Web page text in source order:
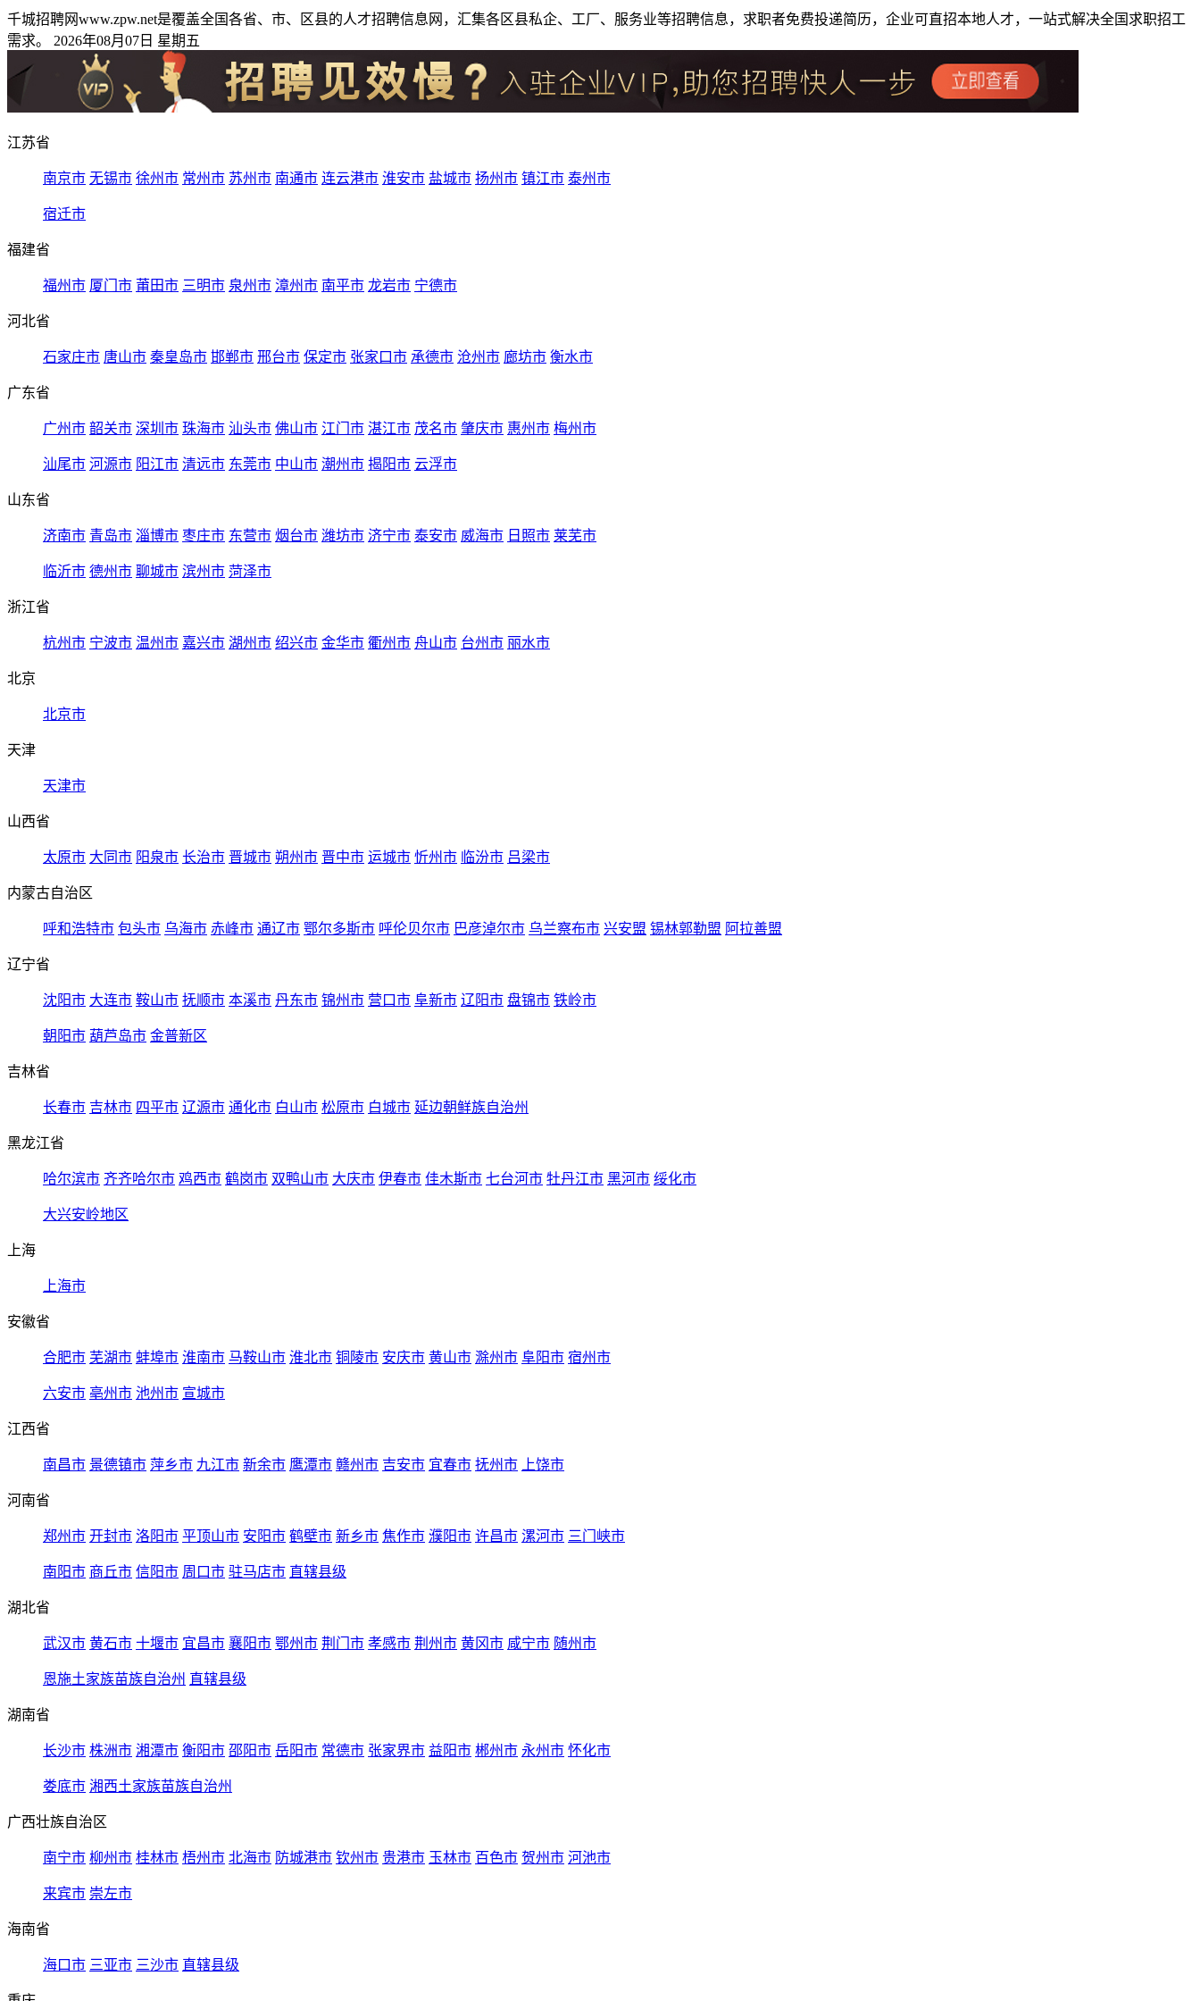
千城招聘网www.zpw.net是覆盖全国各省、市、区县的人才招聘信息网，汇集各区县私企、工厂、服务业等招聘信息，求职者免费投递简历，企业可直招本地人才，一站式解决全国求职招工
需求。 2026年08月07日 星期五
江苏省
南京市 无锡市 徐州市 常州市 苏州市 南通市 连云港市 淮安市 盐城市 扬州市 镇江市 泰州市
宿迁市
福建省
福州市 厦门市 莆田市 三明市 泉州市 漳州市 南平市 龙岩市 宁德市
河北省
石家庄市 唐山市 秦皇岛市 邯郸市 邢台市 保定市 张家口市 承德市 沧州市 廊坊市 衡水市
广东省
广州市 韶关市 深圳市 珠海市 汕头市 佛山市 江门市 湛江市 茂名市 肇庆市 惠州市 梅州市
汕尾市 河源市 阳江市 清远市 东莞市 中山市 潮州市 揭阳市 云浮市
山东省
济南市 青岛市 淄博市 枣庄市 东营市 烟台市 潍坊市 济宁市 泰安市 威海市 日照市 莱芜市
临沂市 德州市 聊城市 滨州市 菏泽市
浙江省
杭州市 宁波市 温州市 嘉兴市 湖州市 绍兴市 金华市 衢州市 舟山市 台州市 丽水市
北京
北京市
天津
天津市
山西省
太原市 大同市 阳泉市 长治市 晋城市 朔州市 晋中市 运城市 忻州市 临汾市 吕梁市
内蒙古自治区
呼和浩特市 包头市 乌海市 赤峰市 通辽市 鄂尔多斯市 呼伦贝尔市 巴彦淖尔市 乌兰察布市 兴安盟 锡林郭勒盟 阿拉善盟
辽宁省
沈阳市 大连市 鞍山市 抚顺市 本溪市 丹东市 锦州市 营口市 阜新市 辽阳市 盘锦市 铁岭市
朝阳市 葫芦岛市 金普新区
吉林省
长春市 吉林市 四平市 辽源市 通化市 白山市 松原市 白城市 延边朝鲜族自治州
黑龙江省
哈尔滨市 齐齐哈尔市 鸡西市 鹤岗市 双鸭山市 大庆市 伊春市 佳木斯市 七台河市 牡丹江市 黑河市 绥化市
大兴安岭地区
上海
上海市
安徽省
合肥市 芜湖市 蚌埠市 淮南市 马鞍山市 淮北市 铜陵市 安庆市 黄山市 滁州市 阜阳市 宿州市
六安市 亳州市 池州市 宣城市
江西省
南昌市 景德镇市 萍乡市 九江市 新余市 鹰潭市 赣州市 吉安市 宜春市 抚州市 上饶市
河南省
郑州市 开封市 洛阳市 平顶山市 安阳市 鹤壁市 新乡市 焦作市 濮阳市 许昌市 漯河市 三门峡市
南阳市 商丘市 信阳市 周口市 驻马店市 直辖县级
湖北省
武汉市 黄石市 十堰市 宜昌市 襄阳市 鄂州市 荆门市 孝感市 荆州市 黄冈市 咸宁市 随州市
恩施土家族苗族自治州 直辖县级
湖南省
长沙市 株洲市 湘潭市 衡阳市 邵阳市 岳阳市 常德市 张家界市 益阳市 郴州市 永州市 怀化市
娄底市 湘西土家族苗族自治州
广西壮族自治区
南宁市 柳州市 桂林市 梧州市 北海市 防城港市 钦州市 贵港市 玉林市 百色市 贺州市 河池市
来宾市 崇左市
海南省
海口市 三亚市 三沙市 直辖县级